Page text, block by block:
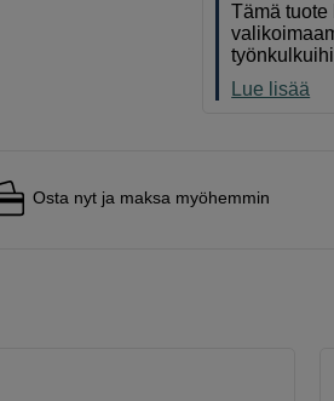
Tämä tuote
Lue lisää
Osta nyt ja maksa myöhemmin